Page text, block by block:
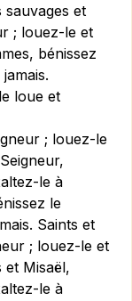
sauvages et
; louez-le et
bénissez
loue et
; louez-le
le à
le
Saints et
; louez-le et
et Misaël,
le à